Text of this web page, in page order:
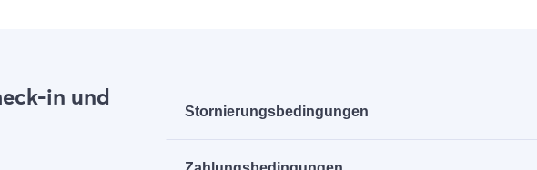
in und
Stornierungsbedingungen